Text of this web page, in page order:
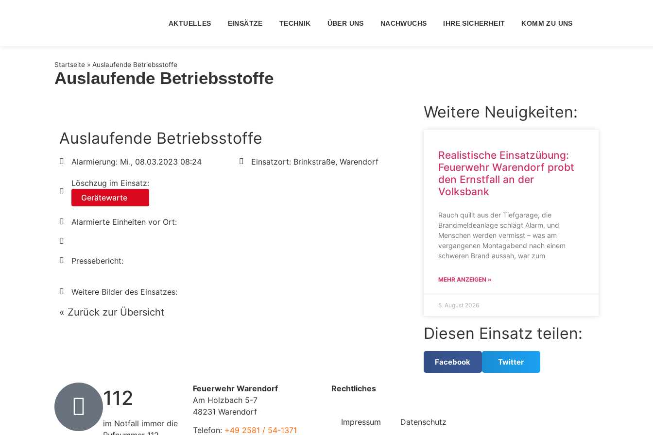
AKTUELLES EINSÄTZE TECHNIK ÜBER UNS NACHWUCHS IHRE SICHERHEIT KOMM ZU UNS
Startseite » Auslaufende Betriebsstoffe
Auslaufende Betriebsstoffe
Auslaufende Betriebsstoffe
Alarmierung: Mi., 08.03.2023 08:24 Einsatzort: Brinkstraße, Warendorf
Löschzug im Einsatz:
Gerätewarte
Alarmierte Einheiten vor Ort:
Pressebericht:
Weitere Bilder des Einsatzes:
« Zurück zur Übersicht
Weitere Neuigkeiten:
Realistische Einsatzübung:
Feuerwehr Warendorf probt
den Ernstfall an der
Volksbank
Rauch quillt aus der Tiefgarage, die
Brandmeldeanlage schlägt Alarm, und
Menschen werden vermisst – was am
vergangenen Montagabend nach einem
schweren Brand aussah, war zum
MEHR ANZEIGEN »
5. August 2026
Diesen Einsatz teilen:
Facebook Twitter
112
im Notfall immer die
Feuerwehr Warendorf
Am Holzbach 5-7
48231 Warendorf
Telefon: +49 2581 / 54-1371
Rechtliches
Impressum Datenschutz